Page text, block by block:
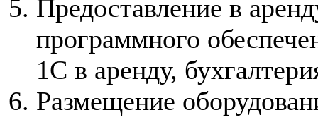
Предоставление в
программного
1С в аренду,
Размещение